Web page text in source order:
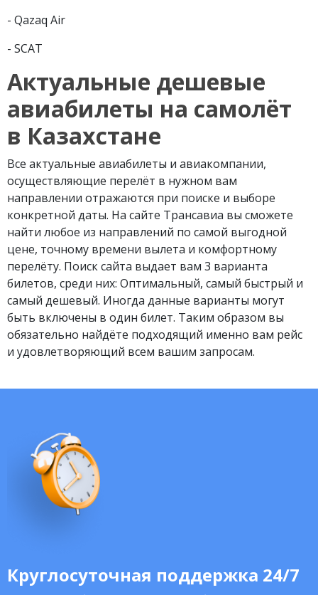
- Qazaq Air
- SCAT
Актуальные дешевые
авиабилеты на самолёт
в Казахстане
Все актуальные авиабилеты и авиакомпании,
осуществляющие перелёт в нужном вам
направлении отражаются при поиске и выборе
конкретной даты. На сайте Трансавиа вы сможете
найти любое из направлений по самой выгодной
цене, точному времени вылета и комфортному
перелёту. Поиск сайта выдает вам 3 варианта
билетов, среди них: Оптимальный, самый быстрый и
самый дешевый. Иногда данные варианты могут
быть включены в один билет. Таким образом вы
обязательно найдёте подходящий именно вам рейс
и удовлетворяющий всем вашим запросам.
Круглосуточная поддержка 24/7